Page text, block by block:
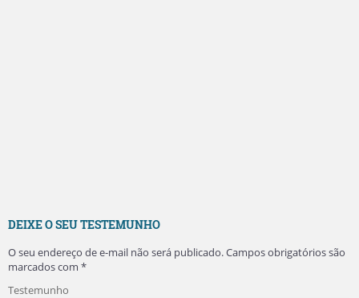
DEIXE O SEU TESTEMUNHO
O seu endereço de e-mail não será publicado.Campos obrigatórios são
marcados com *
Testemunho